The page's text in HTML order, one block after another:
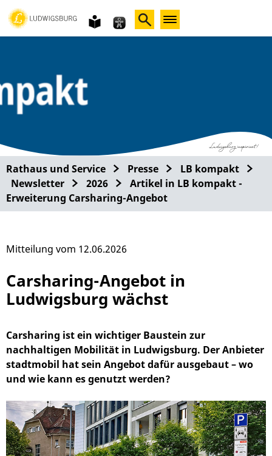
Gebärdensprache
leichte
Sprache
Rathaus und Service Presse
LB kompakt
Newsletter
2026
Artikel in LB kompakt -
Erweiterung Carsharing-Angebot
Carsharing-Angebot in
Ludwigsburg wächst
Carsharing ist ein wichtiger Baustein zur
nachhaltigen Mobilität in Ludwigsburg. Der Anbieter
stadtmobil hat sein Angebot dafür ausgebaut – wo
und wie kann es genutzt werden?
Mitteilung vom 12.06.2026